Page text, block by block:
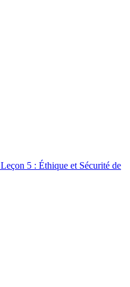
Leçon 5 : Éthique et Sécurité de